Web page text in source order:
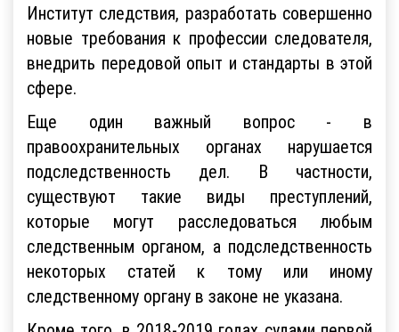
Институт следствия, разработать совершенно
новые требования к профессии следователя,
внедрить передовой опыт и стандарты в этой
сфере.
Еще один важный вопрос - в
правоохранительных органах нарушается
подследственность дел. В частности,
существуют такие виды преступлений,
которые могут расследоваться любым
следственным органом, а подследственность
некоторых статей к тому или иному
следственному органу в законе не указана.